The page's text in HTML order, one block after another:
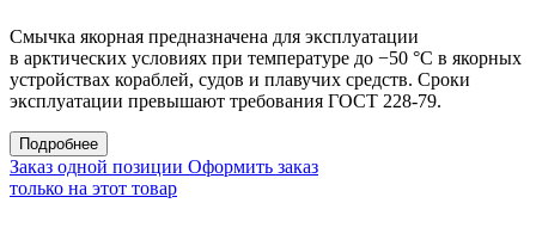
Смычка якорная предназначена для эксплуатации
в арктических условиях при температуре до −50 °С в якорных
устройствах кораблей, судов и плавучих средств. Сроки
эксплуатации превышают требования ГОСТ 228-79.
Подробнее
Заказ одной позиции Оформить заказ
только на этот товар